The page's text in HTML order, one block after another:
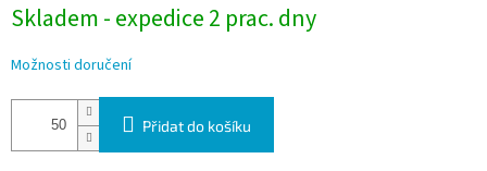
Skladem - expedice 2 prac. dny
Možnosti doručení
Přidat do košíku